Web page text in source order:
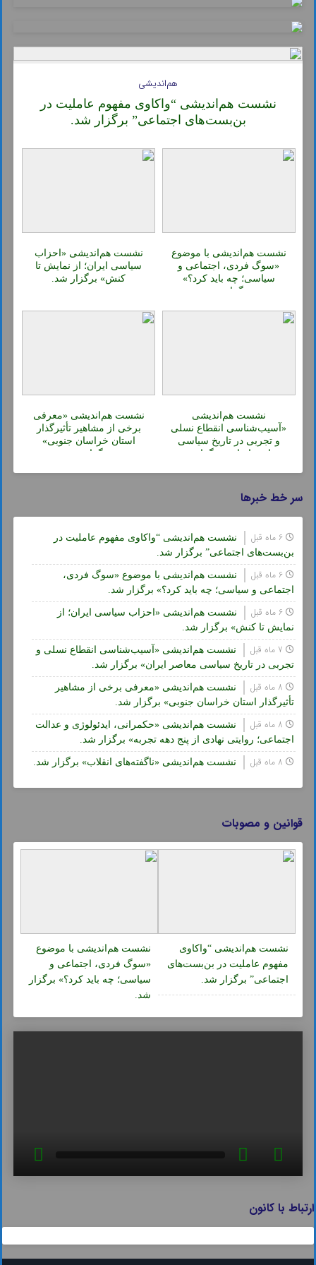
هم‌اندیشی
نشست هم‌اندیشی “واکاوی مفهوم عاملیت در
بن‌بست‌های اجتماعی” برگزار شد.
نشست هم‌اندیشی با موضوع
«سوگ فردی، اجتماعی و
سیاسی؛ چه باید کرد؟»
برگزار شد.
نشست هم‌اندیشی «احزاب
سیاسی ایران؛ از نمایش تا
کنش» برگزار شد.
نشست هم‌اندیشی
«آسیب‌شناسی انقطاع نسلی
و تجربی در تاریخ سیاسی
معاصر ایران» برگزار شد.
نشست هم‌اندیشی «معرفی
برخی از مشاهیر تأثیرگذار
استان خراسان جنوبی»
برگزار شد.
سر خط خبرها
نشست هم‌اندیشی “واکاوی مفهوم عاملیت در
بن‌بست‌های اجتماعی” برگزار شد.
نشست هم‌اندیشی با موضوع «سوگ فردی،
اجتماعی و سیاسی؛ چه باید کرد؟» برگزار شد.
نشست هم‌اندیشی «احزاب سیاسی ایران؛ از
نمایش تا کنش» برگزار شد.
نشست هم‌اندیشی «آسیب‌شناسی انقطاع نسلی و
تجربی در تاریخ سیاسی معاصر ایران» برگزار شد.
نشست هم‌اندیشی «معرفی برخی از مشاهیر
تأثیرگذار استان خراسان جنوبی» برگزار شد.
نشست هم‌اندیشی «حکمرانی، ایدئولوژی و عدالت
اجتماعی؛ روایتی نهادی از پنج دهه تجربه» برگزار شد.
نشست هم‌اندیشی «ناگفته‌های انقلاب» برگزار شد.
قوانین و مصوبات
نشست هم‌اندیشی “واکاوی
مفهوم عاملیت در بن‌بست‌های
اجتماعی” برگزار شد.
نشست هم‌اندیشی با موضوع
«سوگ فردی، اجتماعی و
سیاسی؛ چه باید کرد؟» برگزار
شد.
ارتباط با کانون